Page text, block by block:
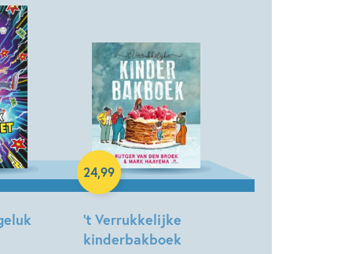
’t Verrukkelijke
kinderbakboek
24,99
Hardcover